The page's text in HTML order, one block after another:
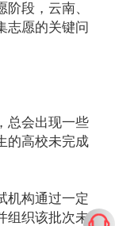
段，云南、
志愿的关键问
会出现一些
的高校未完成
构通过一定
组织该批次未